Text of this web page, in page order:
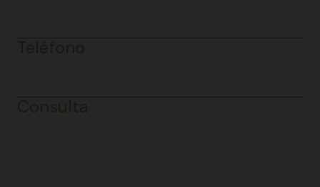
Teléfono
Consulta